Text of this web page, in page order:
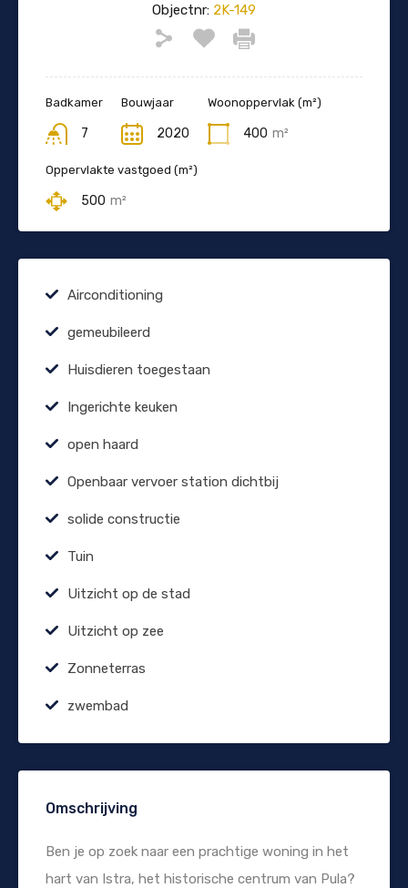
Objectnr: 2K-149
Badkamer
7
Bouwjaar
2020
Woonoppervlak (m²)
400 m²
Oppervlakte vastgoed (m²)
500 m²
Airconditioning
gemeubileerd
Huisdieren toegestaan
Ingerichte keuken
open haard
Openbaar vervoer station dichtbij
solide constructie
Tuin
Uitzicht op de stad
Uitzicht op zee
Zonneterras
zwembad
Omschrijving
Ben je op zoek naar een prachtige woning in het
hart van Istra, het historische centrum van Pula?